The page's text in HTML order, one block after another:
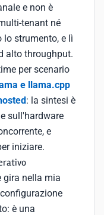
e non è
tenant né
lo strumento, e lì
alto throughput.
per scenario
e llama.cpp
: la sintesi è
sull'hardware
e
iniziare.
gira nella mia
è una